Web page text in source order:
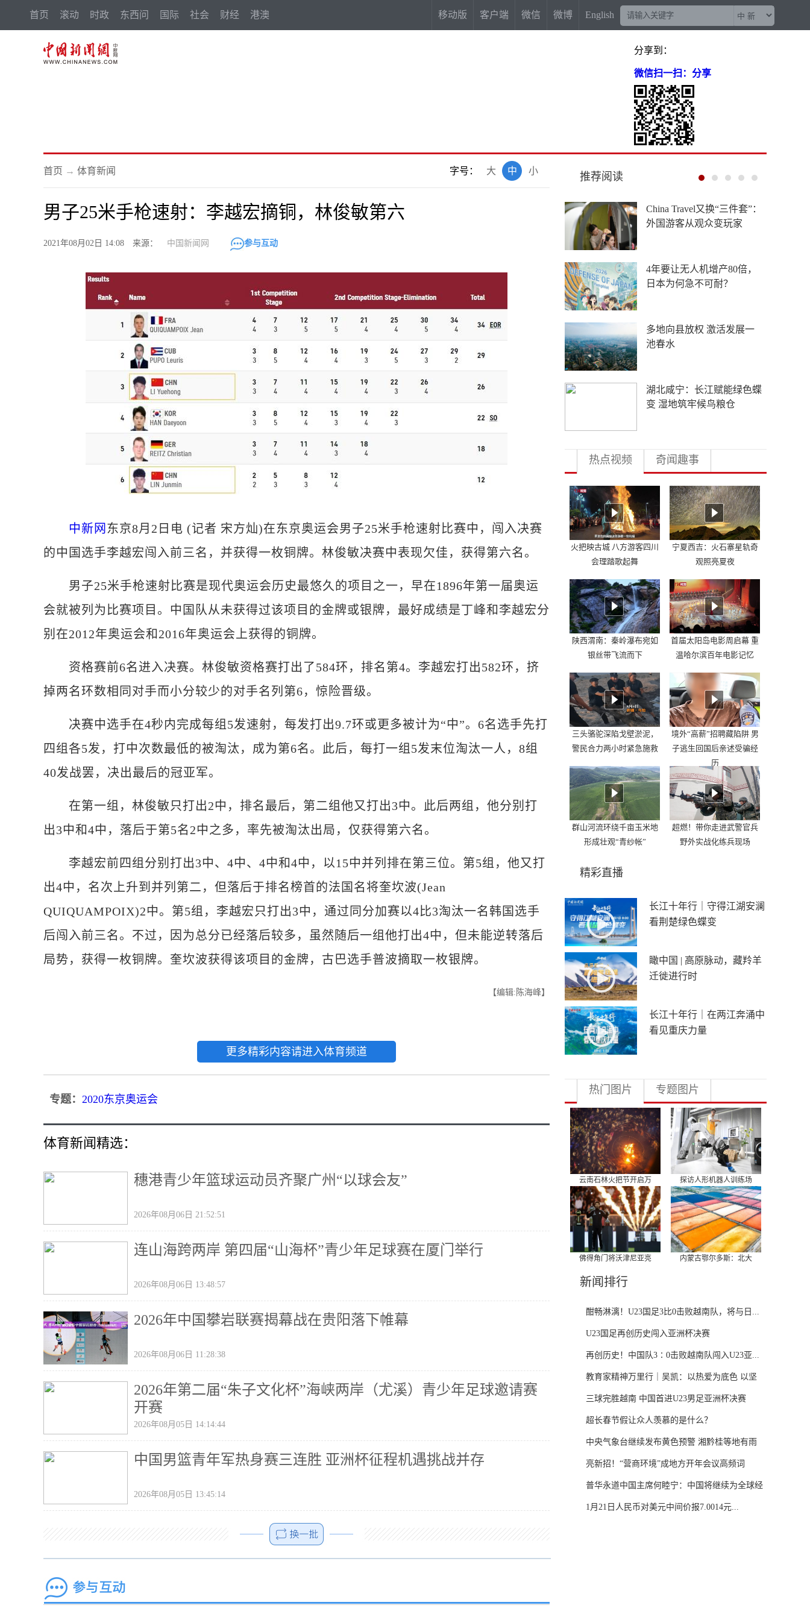
首页 滚动 时政 东西问 国际 社会 财经 港澳 移动版 客户端 微信 微博 English
分享到：
微信扫一扫：分享
首页 → 体育新闻 字号： 小
中
大
男子25米手枪速射：李越宏摘铜，林俊敏第六
2021年08月02日 14:08 来源： 中国新闻网 参与互动
中新网 东京8月2日电 (记者 宋方灿)在东京奥运会男子25米手枪速射比赛中，闯入决赛
的中国选手李越宏闯入前三名，并获得一枚铜牌。林俊敏决赛中表现欠佳，获得第六名。
男子25米手枪速射比赛是现代奥运会历史最悠久的项目之一，早在1896年第一届奥运
会就被列为比赛项目。中国队从未获得过该项目的金牌或银牌，最好成绩是丁峰和李越宏分
别在2012年奥运会和2016年奥运会上获得的铜牌。
资格赛前6名进入决赛。林俊敏资格赛打出了584环，排名第4。李越宏打出582环，挤
掉两名环数相同对手而小分较少的对手名列第6，惊险晋级。
决赛中选手在4秒内完成每组5发速射，每发打出9.7环或更多被计为“中”。6名选手先打
四组各5发，打中次数最低的被淘汰，成为第6名。此后，每打一组5发末位淘汰一人，8组
40发战罢，决出最后的冠亚军。
在第一组，林俊敏只打出2中，排名最后，第二组他又打出3中。此后两组，他分别打
出3中和4中，落后于第5名2中之多，率先被淘汰出局，仅获得第六名。
李越宏前四组分别打出3中、4中、4中和4中，以15中并列排在第三位。第5组，他又打
出4中，名次上升到并列第二，但落后于排名榜首的法国名将奎坎波(Jean
QUIQUAMPOIX)2中。第5组，李越宏只打出3中，通过同分加赛以4比3淘汰一名韩国选手
后闯入前三名。不过，因为总分已经落后较多，虽然随后一组他打出4中，但未能逆转落后
局势，获得一枚铜牌。奎坎波获得该项目的金牌，古巴选手普波摘取一枚银牌。
【编辑:陈海峰】
更多精彩内容请进入体育频道
专题： 2020东京奥运会
体育新闻精选：
穗港青少年篮球运动员齐聚广州“以球会友”
2026年08月06日 21:52:51
连山海跨两岸 第四届“山海杯”青少年足球赛在厦门举行
2026年08月06日 13:48:57
2026年中国攀岩联赛揭幕战在贵阳落下帷幕
2026年08月06日 11:28:38
2026年第二届“朱子文化杯”海峡两岸（尤溪）青少年足球邀请赛
开赛
2026年08月05日 14:14:44
中国男篮青年军热身赛三连胜 亚洲杯征程机遇挑战并存
2026年08月05日 13:45:14
推荐阅读
金价收复部分“失地” 长期趋
势待确认
美日联手救汇，献祭的却是
欧元？
丝路乐舞“不鼓自鸣”的生命
力在哪里？
五箭齐发！中方强力反制，
美国该清醒了
热点视频 奇闻趣事
火把映古城 八方游客四川
会理踏歌起舞
宁夏西吉：火石寨星轨奇
观照亮夏夜
陕西渭南：秦岭瀑布宛如
银丝带飞流而下
首届太阳岛电影周启幕 重
温哈尔滨百年电影记忆
三头骆驼深陷戈壁淤泥，
警民合力两小时紧急施救
境外“高薪”招聘藏陷阱 男
子逃生回国后亲述受骗经
历
群山河流环绕千亩玉米地
形成壮观“青纱帐”
超燃！带你走进武警官兵
野外实战化练兵现场
精彩直播
长江十年行｜守得江湖安澜
看荆楚绿色蝶变
瞰中国 | 高原脉动，藏羚羊
迁徙进行时
长江十年行｜在两江奔涌中
看见重庆力量
热门图片 专题图片
云南石林火把节开启万 探访人形机器人训练场
佛得角门将沃津尼亚亮 内蒙古鄂尔多斯：北大
新闻排行
酣畅淋漓！U23国足3比0击败越南队，将与日...
U23国足再创历史闯入亚洲杯决赛
再创历史！中国队3∶0击败越南队闯入U23亚...
教育家精神万里行｜吴凯：以热爱为底色 以坚
守...
三球完胜越南 中国首进U23男足亚洲杯决赛
超长春节假让众人羡慕的是什么？
中央气象台继续发布黄色预警 湘黔桂等地有雨
雪...
亮新招！“营商环境”成地方开年会议高频词
普华永道中国主席何睦宁：中国将继续为全球经
济...
1月21日人民币对美元中间价报7.0014元...